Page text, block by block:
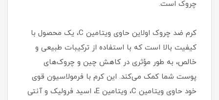
چروک است.
کرم ضد چروک اولاین حاوی ویتامین C، یک محصول با
کیفیت بالا است که با استفاده از ترکیبات طبیعی و
خالص، به طور مؤثری در کاهش چین و چروک‌های
پوست شما کمک می‌کند. این کرم با فرمولاسیون قوی
خود حاوی ویتامین C، ویتامین E، اسید فرولیک و آنتی